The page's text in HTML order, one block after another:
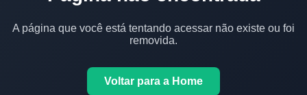
A página que você está tentando acessar não existe ou foi
removida.
Voltar para a Home